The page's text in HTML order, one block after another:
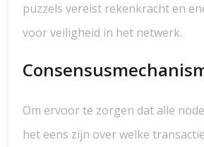
puzzels vereist rekenkracht en
voor veiligheid in het netwerk.
Om ervoor te zorgen dat alle
het eens zijn over welke